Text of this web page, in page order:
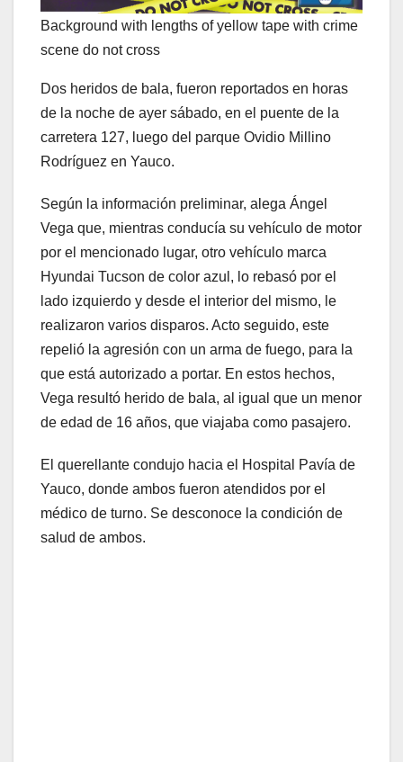
Background with lengths of yellow tape with crime
scene do not cross
Dos heridos de bala, fueron reportados en horas
de la noche de ayer sábado, en el puente de la
carretera 127, luego del parque Ovidio Millino
Rodríguez en Yauco.
Según la información preliminar, alega Ángel
Vega que, mientras conducía su vehículo de motor
por el mencionado lugar, otro vehículo marca
Hyundai Tucson de color azul, lo rebasó por el
lado izquierdo y desde el interior del mismo, le
realizaron varios disparos. Acto seguido, este
repelió la agresión con un arma de fuego, para la
que está autorizado a portar. En estos hechos,
Vega resultó herido de bala, al igual que un menor
de edad de 16 años, que viajaba como pasajero.
El querellante condujo hacia el Hospital Pavía de
Yauco, donde ambos fueron atendidos por el
médico de turno. Se desconoce la condición de
salud de ambos.